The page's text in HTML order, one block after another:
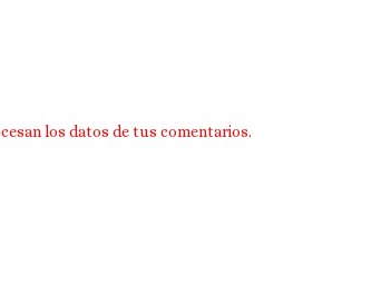
los datos de tus comentarios.